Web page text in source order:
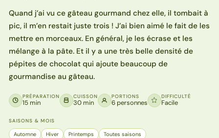
Quand j’ai vu ce gâteau gourmand chez elle, il tombait à
pic, il m’en restait juste trois ! J’ai bien aimé le fait de les
mettre en morceaux. En général, je les écrase et les
mélange à la pâte. Et il y a une très belle densité de
pépites de chocolat qui ajoute beaucoup de
gourmandise au gâteau.
PRÉPARATION
15 min
CUISSON
30 min
PORTIONS
6 personnes
DIFFICULTÉ
Facile
SAISONS & MOIS
Automne Hiver Printemps Toutes saisons